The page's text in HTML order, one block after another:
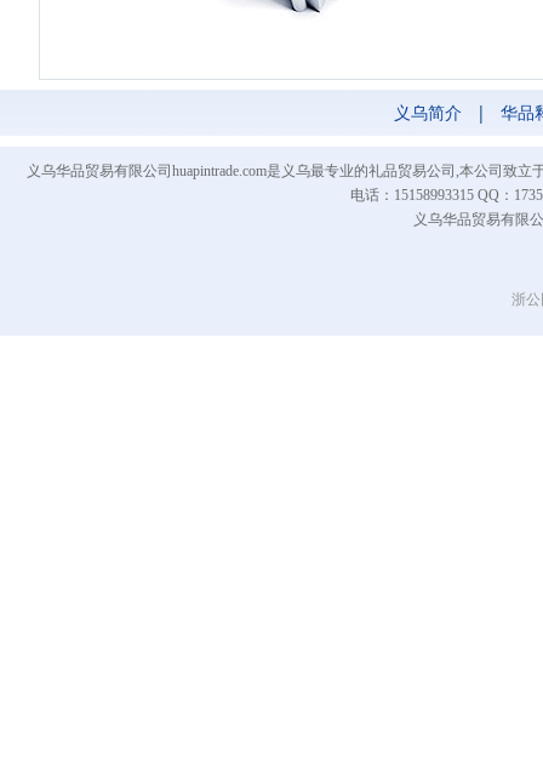
义乌简介 | 华品
义乌华品贸易有限公司huapintrade.com是义乌最专业的礼品贸易公司,本公司致
电话：15158993315 QQ：
义乌华品贸易有限
浙公